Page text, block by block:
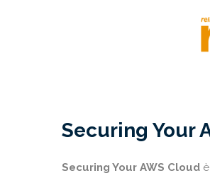
Securing Your
Securing Your AWS Cloud